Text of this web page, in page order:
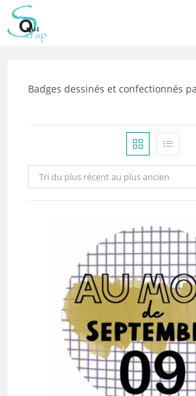
Skip
content
Badges dessinés et confectionnés
Tri du plus récent au plus ancien